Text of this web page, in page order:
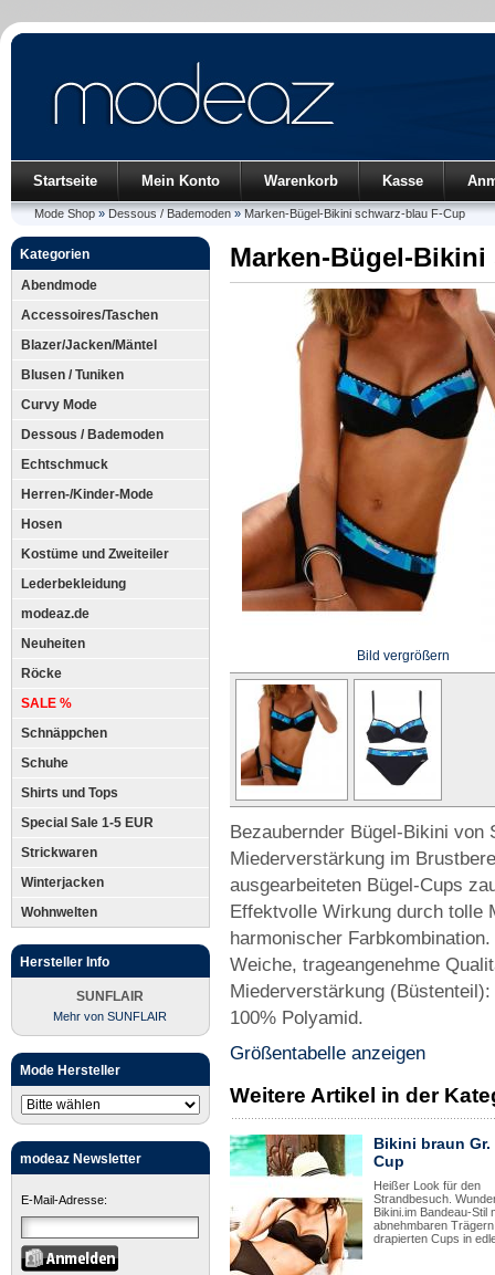
Startseite Mein Konto Warenkorb Kasse
Mode Shop»Dessous / Bademoden»Marken-Bügel-Bikini schwarz-blau F-Cup
Kategorien
Abendmode
Accessoires/Taschen
Blazer/Jacken/Mäntel
Blusen / Tuniken
Curvy Mode
Dessous / Bademoden
Echtschmuck
Herren-/Kinder-Mode
Hosen
Kostüme und Zweiteiler
Lederbekleidung
modeaz.de
Neuheiten
Röcke
SALE %
Schnäppchen
Schuhe
Shirts und Tops
Special Sale 1-5 EUR
Strickwaren
Winterjacken
Wohnwelten
Hersteller Info
SUNFLAIR
Mehr von SUNFLAIR
Mode Hersteller
modeaz Newsletter
E-Mail-Adresse:
Marken-Bügel-
Bild vergrößern
Bezaubernder Bügel-Bikini
Miederverstärkung im
ausgearbeiteten Bügel-Cups
Effektvolle Wirkung durch tolle
harmonischer
Weiche, trageangenehme
Miederverstärkung
100% Polyamid.
Größentabelle anzeigen
Weitere Artikel in der
Bikini braun Gr.
Cup
Heißer Look für den
Strandbesuch.
Bikini.im Bandeau-Stil
abnehmbaren
drapierten Cups in